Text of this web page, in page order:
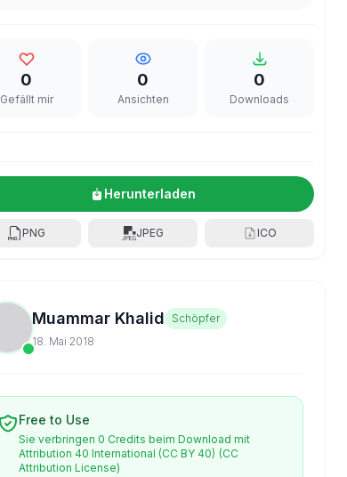
0
Gefällt mir
0
Ansichten
0
Downloads
Herunterladen
PNG JPEG ICO
Muammar Khalid Schöpfer
18. Mai 2018
Free to Use
Sie verbringen 0 Credits beim Download mit
Attribution 40 International (CC BY 40) (CC
Attribution License)